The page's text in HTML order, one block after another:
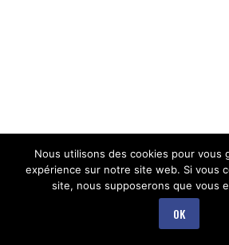
Nous utilisons des cookies pour vous
expérience sur notre site web. Si vous
site, nous supposerons que vous
OK